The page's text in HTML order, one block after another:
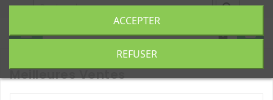



Meilleures Ventes
REFUSER
ACCEPTER